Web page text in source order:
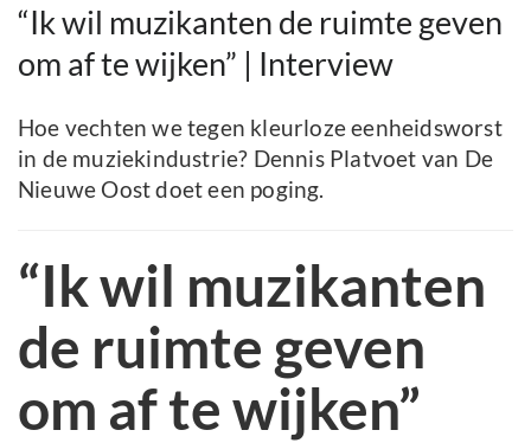
“Ik wil muzikanten de ruimte geven
om af te wijken” | Interview
Hoe vechten we tegen kleurloze eenheidsworst
in de muziekindustrie? Dennis Platvoet van De
Nieuwe Oost doet een poging.
“Ik wil muzikanten
de ruimte geven
om af te wijken”